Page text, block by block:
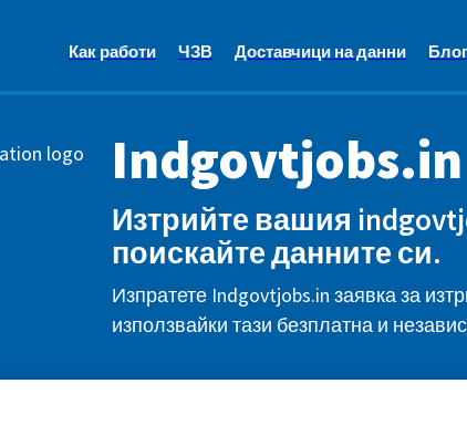
Как работи ЧЗВ Доставчици на данни Блог
Indgovtjobs.in
Изтрийте вашия
поискайте данните си.
Изпратете Indgovtjobs.in заявка за
използвайки тази безплатна и